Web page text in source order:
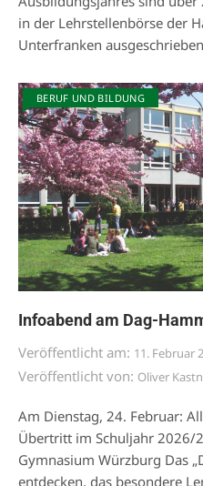
in der Lehrstellenbörse der
Unterfranken
BERUF UND BILDUNG
Infoabend am Dag-
Veröffentlicht am: 11. Februar
Veröffentlicht von: Oliver
Am Dienstag, 24. Februar:
Übertritt im Schuljahr 2026/
Gymnasium Würzburg Das
entdecken, das besondere